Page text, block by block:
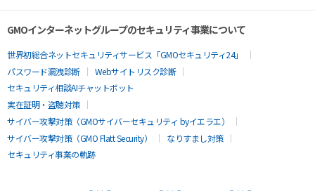
GMOインターネットグループのセキュリティ事業について
世界初総合ネットセキュリティサービス「GMOセキュリティ24」
パスワード漏洩診断
Webサイトリスク診断
セキュリティ相談AIチャットボット
実在証明・盗聴対策
サイバー攻撃対策（GMOサイバーセキュリティ byイエラエ）
サイバー攻撃対策（GMO Flatt Security）
なりすまし対策
セキュリティ事業の軌跡